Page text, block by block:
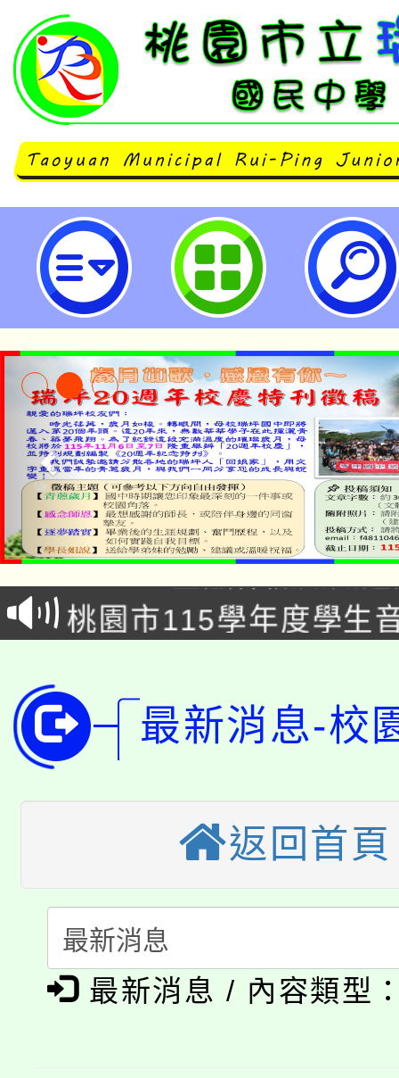
臺北市立大學辦理「112年跨領域
國際學術研討會暨各區工作坊」-
中學
公告本校115學年度第
代理(課)教師甄選結果(
「2026金融保險知識
車」活動
桃園市115學年度學生
公告本校115學年度第
代理(課)教師甄選結果(
公告本校115學年度第
代理(課)教師甄選結果(
轉知中國文化大學推廣
程，歡迎學生輔導中心
心理、諮商輔導、社會
系所師生報名參加。
縣市「校園短影音徵
門員」簡章及活動海報
踴躍報名參加。
桃園市115學年度學生
「桃園市補助參觀特色
展演活動實施計畫」
115年度「教育部表揚
義教育推展貢獻獎」
公告本校115學年度第
代理(課)教師甄選結果(
「2026金融保險知識
最新消息-校
返回首頁
最新消息 / 內容類型